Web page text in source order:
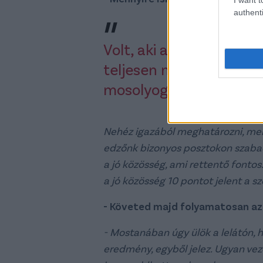
Volt, aki azt mondta,
teljesen más
mosolyogtunk rajta.
Nehéz igazából meghatározni,
edzőnk bizonyos posztokon
a jó közösség, ami rettentő
a jó közösség 10 pontot jelent a
- Követed majd folyamatosan
- Mostanában úgy ülök a lelátón,
eredmény, egyből jelez. Ugyan